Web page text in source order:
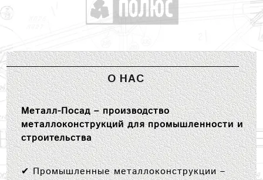
О НАС
Металл-Посад – производство
металлоконструкций для промышленности и
строительства
✔Промышленные металлоконструкции–